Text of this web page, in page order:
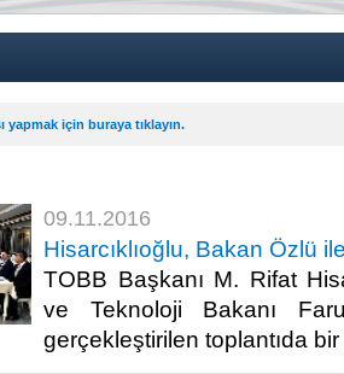
yapmak için buraya tıklayın.
09.11.2016
Hisarcıklıoğlu, Bakan Özlü
TOBB Başkanı M. Rifat
ve Teknoloji Bakanı
gerçekleştirilen toplantıda